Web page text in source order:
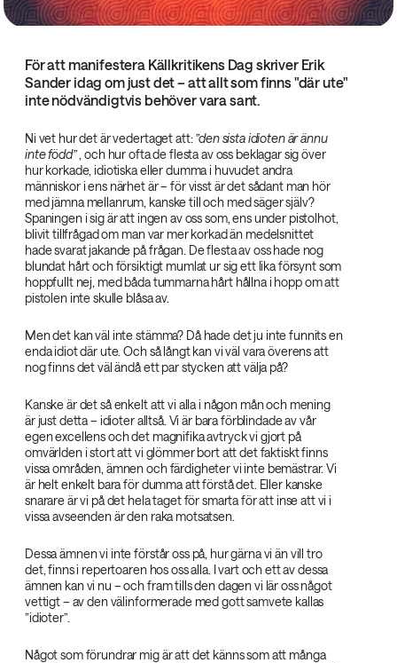
För att manifestera Källkritikens Dag skriver Erik
Sander idag om just det – att allt som finns "där ute"
inte nödvändigtvis behöver vara sant.
Ni vet hur det är vedertaget att:”den sista idioten är ännu
inte född”‌, och hur ofta de flesta av oss beklagar sig över
hur korkade, idiotiska eller dumma i huvudet andra
människor i ens närhet är – för visst är det sådant man hör
med jämna mellanrum, kanske till och med säger själv?
Spaningen i sig är att ingen av oss som, ens under pistolhot,
blivit tillfrågad om man var mer korkad än medelsnittet
hade svarat jakande på frågan. De flesta av oss hade nog
blundat hårt och försiktigt mumlat ur sig ett lika försynt som
hoppfullt nej, med båda tummarna hårt hållna i hopp om att
pistolen inte skulle blåsa av.
Men det kan väl inte stämma? Då hade det ju inte funnits en
enda idiot där ute. Och så långt kan vi väl vara överens att
nog finns det väl ändå ett par stycken att välja på?
Kanske är det så enkelt att vi alla i någon mån och mening
är just detta – idioter alltså. Vi är bara förblindade av vår
egen excellens och det magnifika avtryck vi gjort på
omvärlden i stort att vi glömmer bort att det faktiskt finns
vissa områden, ämnen och färdigheter vi inte bemästrar. Vi
är helt enkelt bara för dumma att förstå det. Eller kanske
snarare är vi på det hela taget för smarta för att inse att vi i
vissa avseenden är den raka motsatsen.
Dessa ämnen vi inte förstår oss på, hur gärna vi än vill tro
det, finns i repertoaren hos oss alla. I vart och ett av dessa
ämnen kan vi nu – och fram tills den dagen vi lär oss något
vettigt – av den välinformerade med gott samvete kallas
”idioter”.
Något som förundrar mig är att det känns som att många